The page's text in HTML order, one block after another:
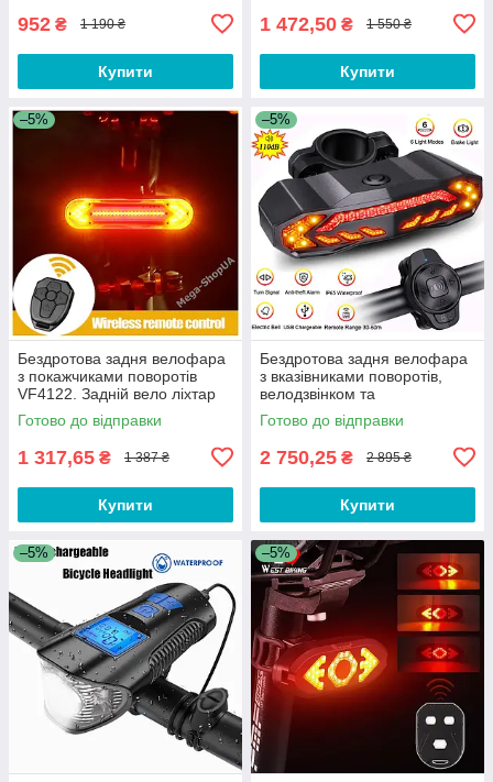
952 ₴ 1 190 ₴
Купити
1 472,50 ₴ 1 550 ₴
Купити
–5%
Бездротова задня велофара
з покажчиками поворотів
VF4122. Задній вело ліхтар
фари для велосипеда
Готово до відправки
1 317,65 ₴ 1 387 ₴
Купити
–5%
Бездротова задня велофара
з вказівниками поворотів,
велодзвінком та
сигналізацією для
велосипеда WR-120S
Готово до відправки
2 750,25 ₴ 2 895 ₴
Купити
–5% –5%